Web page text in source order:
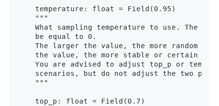
    temperature: float = Field(0.95)
    """
What sampling temperature to use. The
    be equal to 0.
The larger the value, the more random
the value, the more stable or certain the
You are advised to adjust top_p or
scenarios, but do not adjust the two
    """
    top_p: float = Field(0.7)